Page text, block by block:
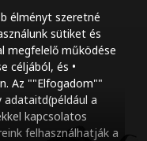
élményt szeretné
sütiket és
megfelelő működése
céljából, és •
Az ""Elfogadom""
adataitd(például a
kapcsolatos
felhasználhatják a
Szöveg méretének
Szóköz növelése
Szóköz csökkentése
Sortávolság